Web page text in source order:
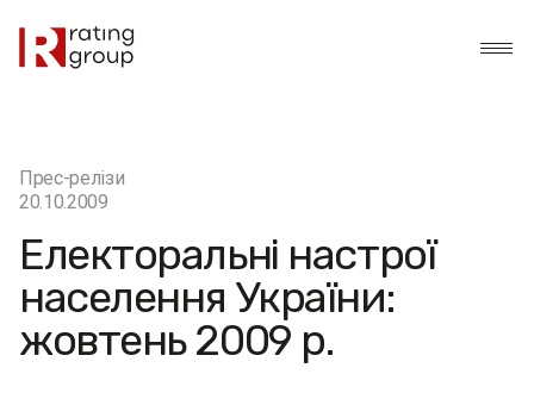
Прес-релізи
20.10.2009
Електоральні настрої
населення України:
жовтень 2009 р.